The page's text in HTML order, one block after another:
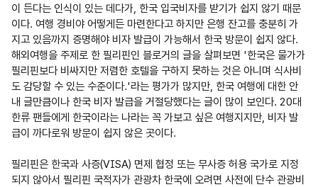
이 든다는 인식이 있는 데다가, 한국 입국비자를 받기가 쉽지 않기 때문
이다. 여행 경비야 어떻게든 마련한다고 하지만 은행 잔고를 충분히 가
지고 있음까지 증명해야 비자 발급이 가능해서 한국 방문이 쉽지 않다.
해외여행을 주제로 한 필리핀인 블로거의 글을 살펴보면 '한국은 물가가
필리핀보다 비싸지만 저렴한 호텔을 구하지 못하는 것은 아니며 식사비
도 감당할 수 있는 수준이다.'라는 평가가 많지만, 한국 여행에 대한 안
내 글만큼이나 한국 비자 발급을 거절당했다는 글이 많이 보인다. 20대
한류 팬들에게 한국이라는 나라는 꼭 가보고 싶은 여행지지만, 비자 발
급이 까다로워 방문이 쉽지 않은 곳이다.
필리핀은 한국과 사증(VISA) 면제 협정 또는 무사증 허용 국가로 지정
되지 않아서 필리핀 국적자가 관광차 한국에 오려면 사전에 단수 관광비